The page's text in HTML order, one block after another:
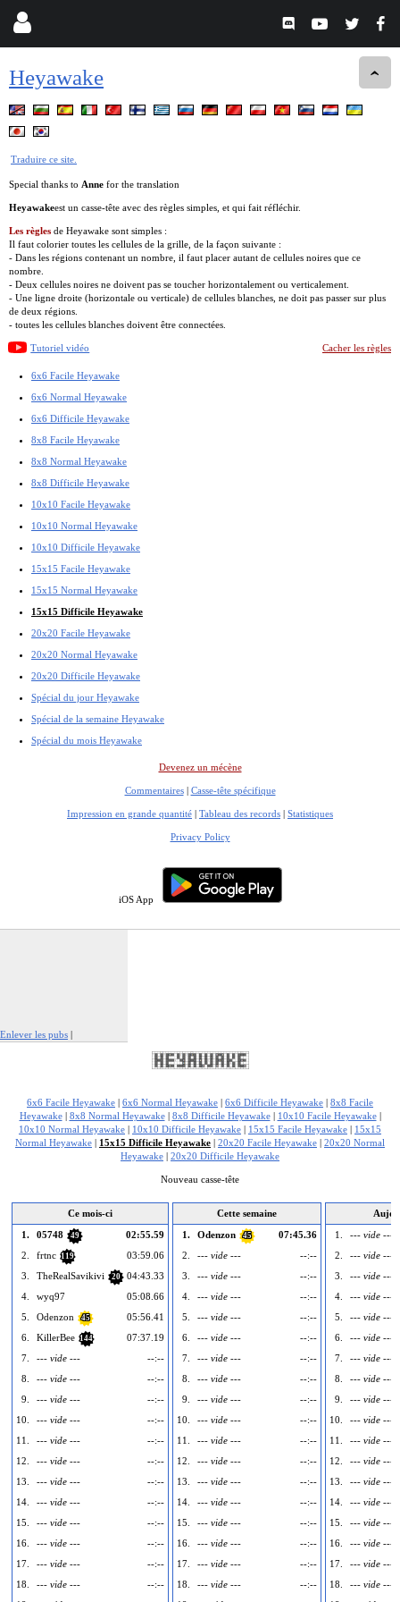
Heyawake
Traduire ce site.
Special thanks to Anne for the translation
Heyawakeest un casse-tête avec des règles simples, et qui fait réfléchir.
Les règles de Heyawake sont simples :
Il faut colorier toutes les cellules de la grille, de la façon suivante :
- Dans les régions contenant un nombre, il faut placer autant de cellules noires que ce
nombre.
- Deux cellules noires ne doivent pas se toucher horizontalement ou verticalement.
- Une ligne droite (horizontale ou verticale) de cellules blanches, ne doit pas passer sur plus
de deux régions.
- toutes les cellules blanches doivent être connectées.
Tutoriel vidéo Cacher les règles
6x6 Facile Heyawake
6x6 Normal Heyawake
6x6 Difficile Heyawake
8x8 Facile Heyawake
8x8 Normal Heyawake
8x8 Difficile Heyawake
10x10 Facile Heyawake
10x10 Normal Heyawake
10x10 Difficile Heyawake
15x15 Facile Heyawake
15x15 Normal Heyawake
15x15 Difficile Heyawake
20x20 Facile Heyawake
20x20 Normal Heyawake
20x20 Difficile Heyawake
Spécial du jour Heyawake
Spécial de la semaine Heyawake
Spécial du mois Heyawake
Devenez un mécène
Commentaires| Casse-tête spécifique
Impression en grande quantité | Tableau des records | Statistiques
Privacy Policy
iOS App
Enlever les pubs |
6x6 Facile Heyawake | 6x6 Normal Heyawake | 6x6 Difficile Heyawake | 8x8 Facile
Heyawake| 8x8 Normal Heyawake| 8x8 Difficile Heyawake| 10x10 Facile Heyawake|
10x10 Normal Heyawake | 10x10 Difficile Heyawake | 15x15 Facile Heyawake | 15x15
Normal Heyawake | 15x15 Difficile Heyawake | 20x20 Facile Heyawake | 20x20 Normal
Heyawake | 20x20 Difficile Heyawake
Nouveau casse-tête
Ce mois-ci
1.
05748 49
02:55.59
2.
frtnc 119
03:59.06
3.
TheRealSavikivi 20
04:43.33
4.
wyq97
05:08.66
5.
Odenzon 45
05:56.41
6.
KillerBee 144
07:37.19
7.
--- vide ---
--:--
8.
--- vide ---
--:--
9.
--- vide ---
--:--
10.
--- vide ---
--:--
11.
--- vide ---
--:--
12.
--- vide ---
--:--
13.
--- vide ---
--:--
14.
--- vide ---
--:--
15.
--- vide ---
--:--
16.
--- vide ---
--:--
17.
--- vide ---
--:--
18.
--- vide ---
--:--
Cette semaine
1.
Odenzon 45
07:45.36
2.
--- vide ---
--:--
3.
--- vide ---
--:--
4.
--- vide ---
--:--
5.
--- vide ---
--:--
6.
--- vide ---
--:--
7.
--- vide ---
--:--
8.
--- vide ---
--:--
9.
--- vide ---
--:--
10.
--- vide ---
--:--
11.
--- vide ---
--:--
12.
--- vide ---
--:--
13.
--- vide ---
--:--
14.
--- vide ---
--:--
15.
--- vide ---
--:--
16.
--- vide ---
--:--
17.
--- vide ---
--:--
18.
--- vide ---
--:--
1.
--- vide ---
2.
--- vide ---
3.
--- vide ---
4.
--- vide ---
5.
--- vide ---
6.
--- vide ---
7.
--- vide ---
8.
--- vide ---
9.
--- vide ---
10.
--- vide ---
11.
--- vide ---
12.
--- vide ---
13.
--- vide ---
14.
--- vide ---
15.
--- vide ---
16.
--- vide ---
17.
--- vide ---
18.
--- vide ---